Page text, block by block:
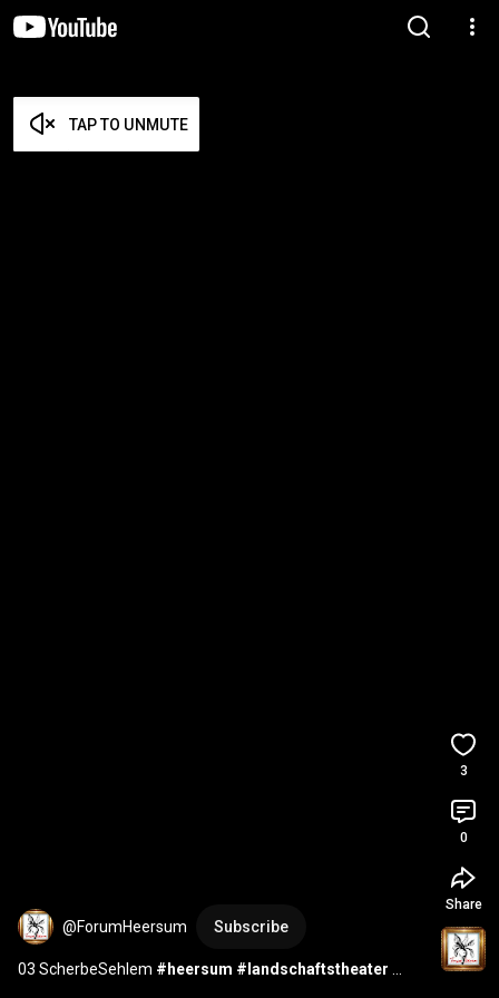
TAP TO UNMUTE
@ForumHeersum Subscribe
03 ScherbeSehlem #heersum #landschaftstheater
3
0
Share